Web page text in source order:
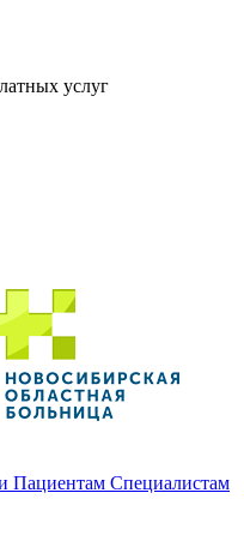
услуг
Пациентам Специалистам